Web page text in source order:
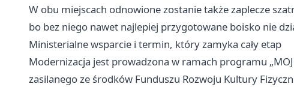
W obu miejscach odnowione zostanie także zaplecze
bo bez niego nawet najlepiej przygotowane boisko nie
Ministerialne wsparcie i termin, który zamyka cały etap
Modernizacja jest prowadzona w ramach programu
zasilanego ze środków Funduszu Rozwoju Kultury